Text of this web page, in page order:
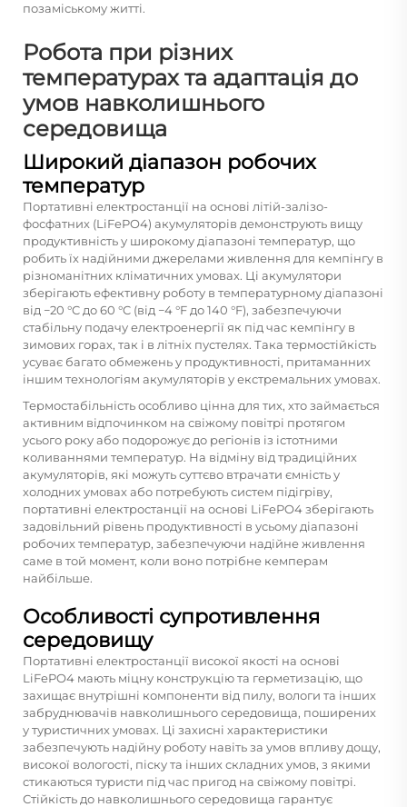
позаміському житті.
Робота при різних
температурах та адаптація до
умов навколишнього
середовища
Широкий діапазон робочих
температур
Портативні електростанції на основі літій-залізо-
фосфатних (LiFePO4) акумуляторів демонструють вищу
продуктивність у широкому діапазоні температур, що
робить їх надійними джерелами живлення для кемпінгу в
різноманітних кліматичних умовах. Ці акумулятори
зберігають ефективну роботу в температурному діапазоні
від −20 °C до 60 °C (від −4 °F до 140 °F), забезпечуючи
стабільну подачу електроенергії як під час кемпінгу в
зимових горах, так і в літніх пустелях. Така термостійкість
усуває багато обмежень у продуктивності, притаманних
іншим технологіям акумуляторів у екстремальних умовах.
Термостабільність особливо цінна для тих, хто займається
активним відпочинком на свіжому повітрі протягом
усього року або подорожує до регіонів із істотними
коливаннями температур. На відміну від традиційних
акумуляторів, які можуть суттєво втрачати ємність у
холодних умовах або потребують систем підігріву,
портативні електростанції на основі LiFePO4 зберігають
задовільний рівень продуктивності в усьому діапазоні
робочих температур, забезпечуючи надійне живлення
саме в той момент, коли воно потрібне кемперам
найбільше.
Особливості супротивлення
середовищу
Портативні електростанції високої якості на основі
LiFePO4 мають міцну конструкцію та герметизацію, що
захищає внутрішні компоненти від пилу, вологи та інших
забруднювачів навколишнього середовища, поширених
у туристичних умовах. Ці захисні характеристики
забезпечують надійну роботу навіть за умов впливу дощу,
високої вологості, піску та інших складних умов, з якими
стикаються туристи під час пригод на свіжому повітрі.
Стійкість до навколишнього середовища гарантує